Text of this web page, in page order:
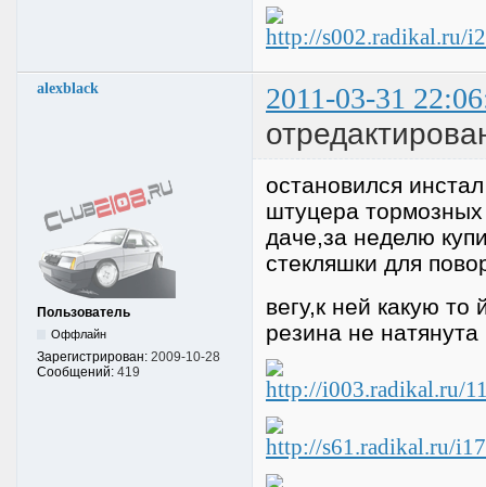
alexblack 2011-03-31
Пользователь
Оффлайн
Зарегистрирован: 2009-10-28
Сообщений: 419
остановился
штуцера
даче,за неделю
стекляшки для
вегу,к ней какую
резина не натянута